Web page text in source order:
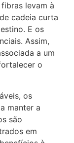
levam à
cadeia curta
E os
Assim,
a um
o
os
manter a
são
em